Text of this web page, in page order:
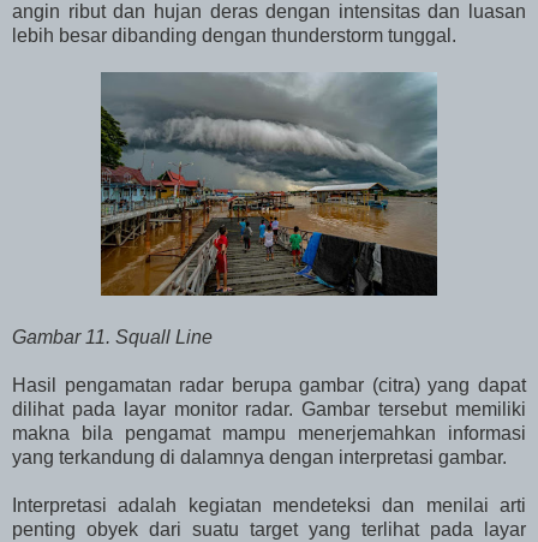
angin ribut dan hujan deras dengan intensitas dan luasan
lebih besar dibanding dengan thunderstorm tunggal.
Gambar 11. Squall Line
Hasil pengamatan radar berupa gambar (citra) yang dapat
dilihat pada layar monitor radar. Gambar tersebut memiliki
makna bila pengamat mampu menerjemahkan informasi
yang terkandung di dalamnya dengan interpretasi gambar.
Interpretasi adalah kegiatan mendeteksi dan menilai arti
penting obyek dari suatu target yang terlihat pada layar